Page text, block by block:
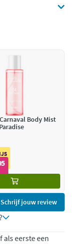
Body Mist
Schrijf jouw review
als eerste een